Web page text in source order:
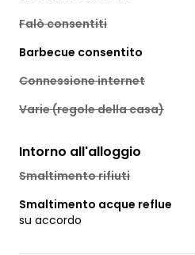
Falò consentiti
Barbecue consentito
Connessione internet
Varie (regole della casa)
Intorno all'alloggio
Smaltimento rifiuti
Smaltimento acque reflue
su accordo